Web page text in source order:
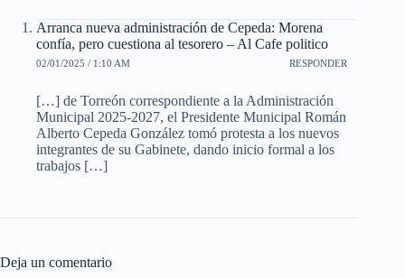
Arranca nueva administración de Cepeda: Morena
confía, pero cuestiona al tesorero – Al Cafe politico
02/01/2025 / 1:10 AM RESPONDER
[…] de Torreón correspondiente a la Administración
Municipal 2025-2027, el Presidente Municipal Román
Alberto Cepeda González tomó protesta a los nuevos
integrantes de su Gabinete, dando inicio formal a los
trabajos […]
Deja un comentario